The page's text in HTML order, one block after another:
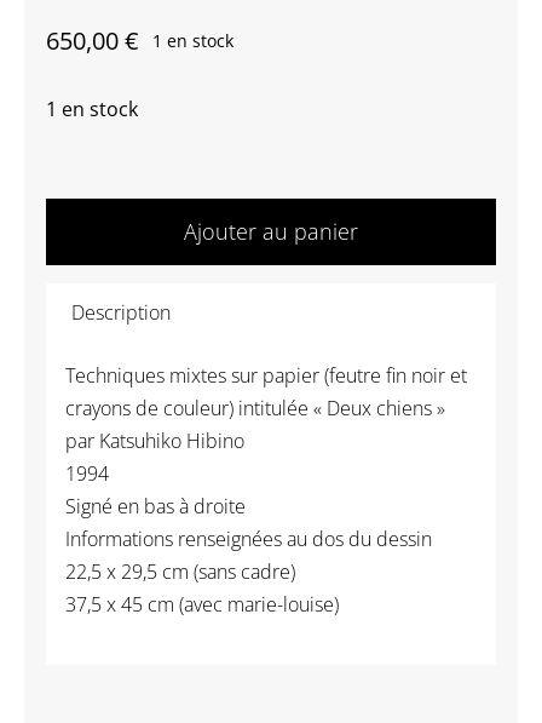
650,00€ 1 en stock
1 en stock
de
Deux
chiens
Ajouter au panier
Description
Techniques mixtes sur papier (feutre fin noir et
crayons de couleur) intitulée « Deux chiens »
par Katsuhiko Hibino
1994
Signé en bas à droite
Informations renseignées au dos du dessin
22,5 x 29,5 cm (sans cadre)
37,5 x 45 cm (avec marie-louise)